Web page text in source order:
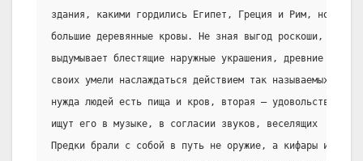
здания, какими гордились Египет, Греция и Рим, но
большие деревянные кровы. Не зная выгод роскоши,
выдумывает блестящие наружные украшения, древние
своих умели наслаждаться действием так называемых
нужда людей есть пища и кров, вторая — удовольствие,
ищут его в музыке, в согласии звуков, веселящих  душу
Предки брали с собой в путь не оружие, а кифары или